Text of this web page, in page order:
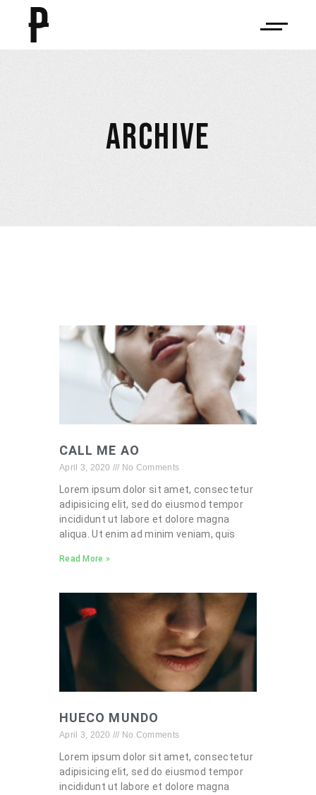
ARCHIVE
CALL ME AO
April 3, 2020 No Comments
Lorem ipsum dolor sit amet, consectetur
adipisicing elit, sed do eiusmod tempor
incididunt ut labore et dolore magna
aliqua. Ut enim ad minim veniam, quis
Read More »
HUECO MUNDO
April 3, 2020 No Comments
Lorem ipsum dolor sit amet, consectetur
adipisicing elit, sed do eiusmod tempor
incididunt ut labore et dolore magna